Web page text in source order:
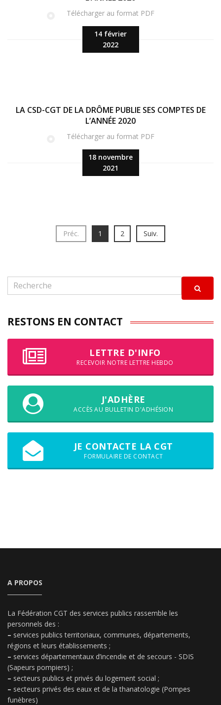
14 février
2022
Télécharger au format PDF
18 novembre
2021
LA CSD-CGT DE LA DRÔME PUBLIE SES COMPTES DE
L’ANNÉE 2020
Télécharger au format PDF
Préc. 1 2 Suiv.
RESTONS EN CONTACT
LETTRE D'INFO
RECEVOIR NOTRE LETTRE HEBDO
J'ADHÈRE
ACCÈS AU BULLETIN D'ADHÉSION
JE CONTACTE LA CGT
FORMULAIRE DE CONTACT
A PROPOS
La Fédération CGT des services publics rassemble les
personnels des :
– services publics territoriaux, communes, départements,
régions et leurs établissements ;
– services départementaux d’incendie et de secours - SDIS
(Sapeurs pompiers) ;
– secteurs publics et privés du logement social ;
– secteurs privés des eaux et de la thanatologie (Pompes
funèbres)